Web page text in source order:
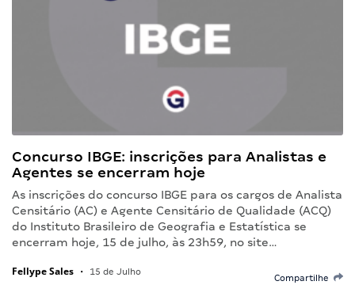
Concurso IBGE: inscrições para Analistas e
Agentes se encerram hoje
As inscrições do concurso IBGE para os cargos de Analista
Censitário (AC) e Agente Censitário de Qualidade (ACQ)
do Instituto Brasileiro de Geografia e Estatística se
encerram hoje, 15 de julho, às 23h59, no site…
Fellype Sales • 15 de Julho
Compartilhe